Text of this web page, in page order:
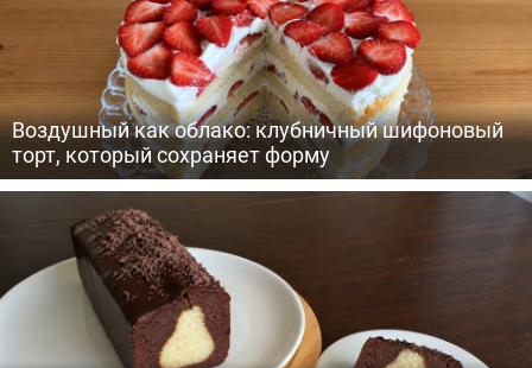
Воздушный как облако: клубничный шифоновый
торт, который сохраняет форму